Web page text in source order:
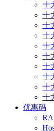
十
十
十
十
十
十
十
十
十
十
优惠码